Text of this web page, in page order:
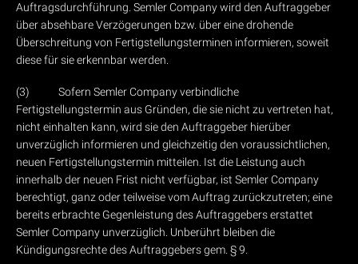
Auftragsdurchführung. Semler Company wird den Auftraggeber
über absehbare Verzögerungen bzw. über eine drohende
Überschreitung von Fertigstellungsterminen informieren, soweit
diese für sie erkennbar werden.
(3) Sofern Semler Company verbindliche
Fertigstellungstermin aus Gründen, die sie nicht zu vertreten hat,
nicht einhalten kann, wird sie den Auftraggeber hierüber
unverzüglich informieren und gleichzeitig den voraussichtlichen,
neuen Fertigstellungstermin mitteilen. Ist die Leistung auch
innerhalb der neuen Frist nicht verfügbar, ist Semler Company
berechtigt, ganz oder teilweise vom Auftrag zurückzutreten; eine
bereits erbrachte Gegenleistung des Auftraggebers erstattet
Semler Company unverzüglich. Unberührt bleiben die
Kündigungsrechte des Auftraggebers gem. § 9.